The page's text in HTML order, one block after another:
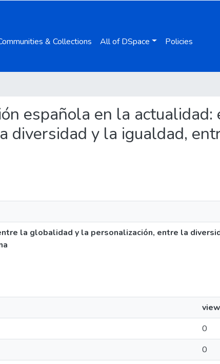
& Collections All of DSpace Policies
española en la
diversidad y la igualdad,
la globalidad y la personalización, entre la
0
0